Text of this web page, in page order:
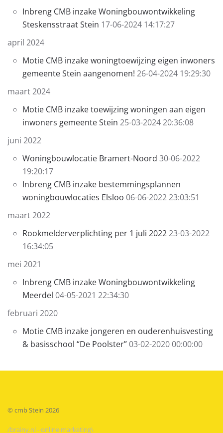
Inbreng CMB inzake Woningbouwontwikkeling
Steskensstraat Stein 17-06-2024 14:17:27
april 2024
Motie CMB inzake woningtoewijzing eigen inwoners
gemeente Stein aangenomen! 26-04-2024 19:29:30
maart 2024
Motie CMB inzake toewijzing woningen aan eigen
inwoners gemeente Stein 25-03-2024 20:36:08
juni 2022
Woningbouwlocatie Bramert-Noord 30-06-2022
19:20:17
Inbreng CMB inzake bestemmingsplannen
woningbouwlocaties Elsloo 06-06-2022 23:03:51
maart 2022
Rookmelderverplichting per 1 juli 202223-03-2022
16:34:05
mei 2021
Inbreng CMB inzake Woningbouwontwikkeling
Meerdel 04-05-2021 22:34:30
februari 2020
Motie CMB inzake jongeren en ouderenhuisvesting
& basisschool “De Poolster”03-02-2020 00:00:00
© cmb Stein 2026
/brainy.nl - online marketing\